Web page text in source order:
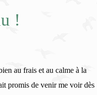
!
au frais et au calme à la
promis de venir me voir dès